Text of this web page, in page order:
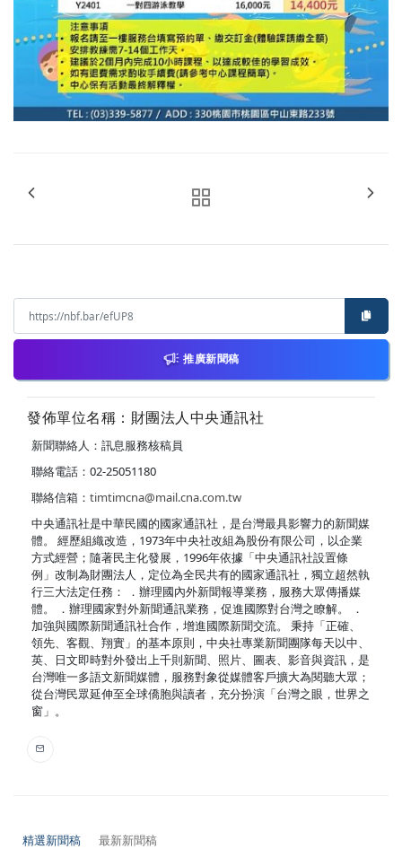
推廣新聞稿
發佈單位名稱：財團法人中央通訊社
新聞聯絡人：訊息服務核稿員
聯絡電話：02-25051180
聯絡信箱： timtimcna@mail.cna.com.tw
中央通訊社是中華民國的國家通訊社，是台灣最具影響力的新聞媒
體。 經歷組織改造，1973年中央社改組為股份有限公司，以企業
方式經營；隨著民主化發展，1996年依據「中央通訊社設置條
例」改制為財團法人，定位為全民共有的國家通訊社，獨立超然執
行三大法定任務： ．辦理國內外新聞報導業務，服務大眾傳播媒
體。 ．辦理國家對外新聞通訊業務，促進國際對台灣之瞭解。 ．
加強與國際新聞通訊社合作，增進國際新聞交流。 秉持「正確、
領先、客觀、翔實」的基本原則，中央社專業新聞團隊每天以中、
英、日文即時對外發出上千則新聞、照片、圖表、影音與資訊，是
台灣唯一多語文新聞媒體，服務對象從媒體客戶擴大為閱聽大眾；
從台灣民眾延伸至全球僑胞與讀者，充分扮演「台灣之眼，世界之
窗」。
精選新聞稿 最新新聞稿